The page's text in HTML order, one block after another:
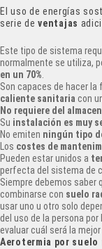
El uso de energías
serie de ventajas
Este tipo de sistema
normalmente se utiliza,
en un 70%.
Son capaces de hacer la
caliente sanitaria con
No requiere del
Su instalación es muy
No emiten ningún tipo
Los costes de
Pueden estar unidos a
perfecta del sistema de
Siempre debemos saber
combinarse con suelo
usar uno u otro solo
del uso de la persona
evaluar cuál será la
Aerotermia por